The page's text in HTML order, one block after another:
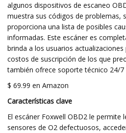
algunos dispositivos de escaneo
muestra sus códigos de problemas,
proporciona una lista de posibles
informadas. Este escáner es
brinda a los usuarios
costos de suscripción de los que
también ofrece soporte técnico 24/7
$ 69.99 en Amazon
Características clave
El escáner Foxwell OBD2 le permite
sensores de O2 defectuosos,